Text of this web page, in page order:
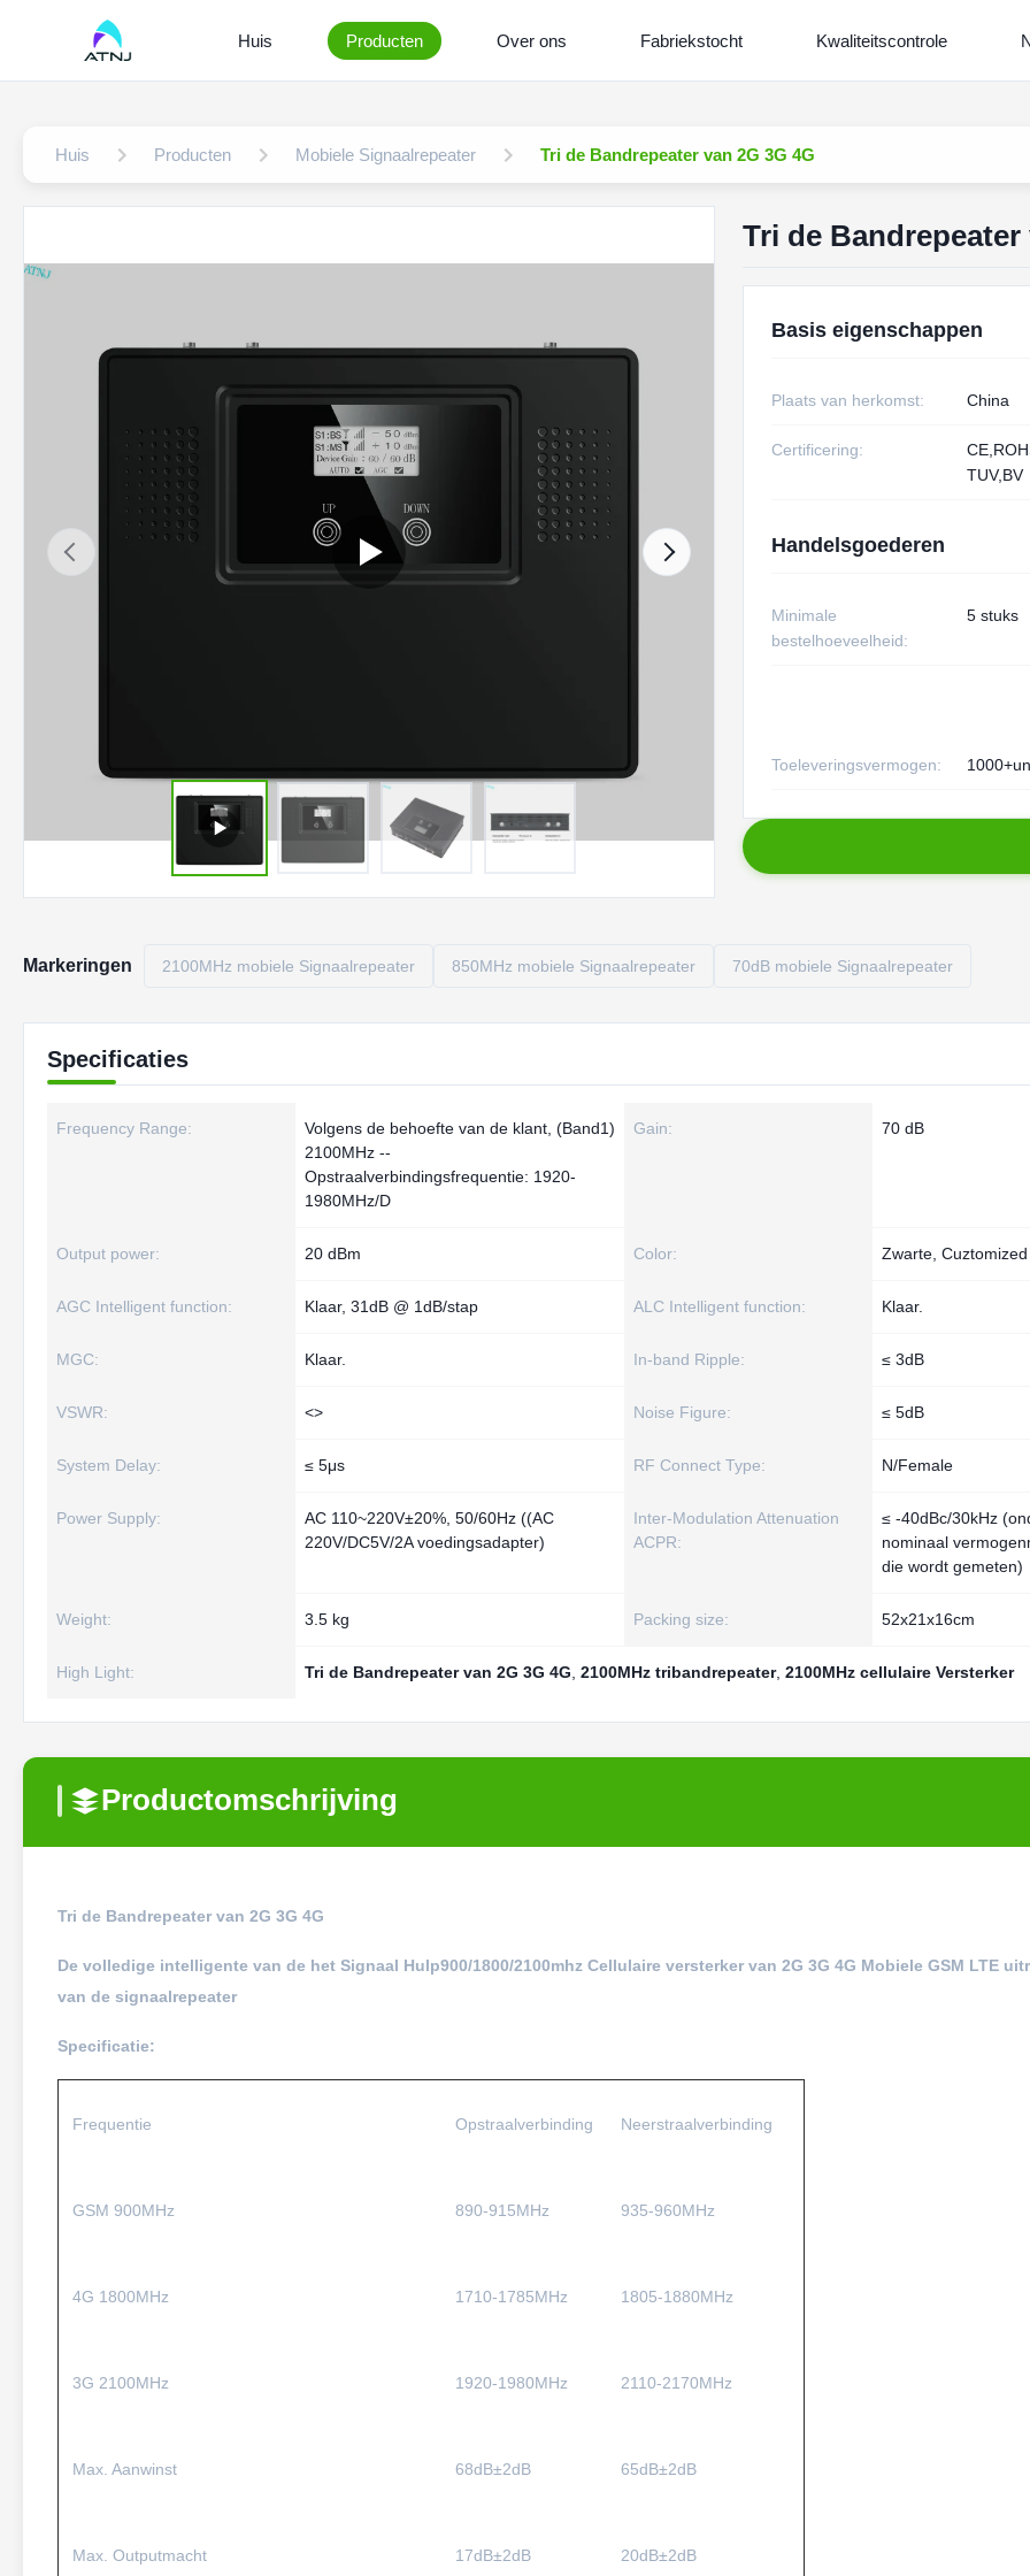
Huis Producten Over ons Fabriekstocht Kwaliteitscontrole
Huis Producten Mobiele Signaalrepeater Tri de Bandrepeater van 2G 3G 4G
Tri de Bandrepeater
Basis eigenschappen
Plaats van herkomst: China
Certificering:
TUV,BV
Handelsgoederen
Minimale
bestelhoeveelheid:
5 stuks
Toeleveringsvermogen:
Markeringen 2100MHz mobiele Signaalrepeater 850MHz mobiele Signaalrepeater 70dB mobiele Signaalrepeater
Specificaties
Frequency Range:
Volgens de behoefte van de klant, (Band1)
2100MHz --
Opstraalverbindingsfrequentie: 1920-
1980MHz/D
Gain: 70 dB
Output power: 20 dBm Color: Zwarte, Cuztomized
AGC Intelligent function: Klaar, 31dB @ 1dB/stap ALC Intelligent function: Klaar.
MGC: Klaar. In-band Ripple: ≤ 3dB
VSWR: <> Noise Figure: ≤ 5dB
System Delay: ≤ 5μs RF Connect Type: N/Female
Power Supply:
AC 110~220V±20%, 50/60Hz ((AC
220V/DC5V/2A voedingsadapter)
Inter-Modulation Attenuation
ACPR:
≤ -40dBc/30kHz
nominaal
die wordt gemeten)
Weight: 3.5 kg Packing size: 52x21x16cm
High Light: Tri de Bandrepeater van 2G 3G 4G 2100MHz tribandrepeater, 2100MHz cellulaire Versterker
Productomschrijving
Tri de Bandrepeater van 2G 3G 4G
De volledige intelligente van de het Signaal Hulp900/1800/2100mhz Cellulaire versterker van 2G 3G 4G Mobiele GSM LTE
van de signaalrepeater
Specificatie:
Frequentie Opstraalverbinding Neerstraalverbinding
GSM 900MHz 890-915MHz 935-960MHz
4G 1800MHz 1710-1785MHz 1805-1880MHz
3G 2100MHz 1920-1980MHz 2110-2170MHz
Max. Aanwinst 68dB±2dB 65dB±2dB
Max. Outputmacht 17dB±2dB 20dB±2dB